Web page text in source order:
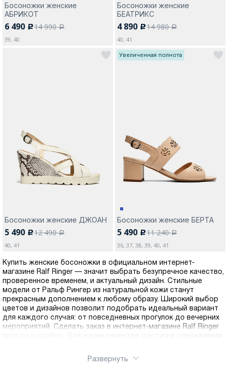
Босоножки женские
АБРИКОТ
6 490 c14 990a
39, 40
Босоножки женские
БЕАТРИКС
4 890 c14 980a
40, 41
Босоножки женские ДЖОАН
5 490 c12 490a
40, 41
Увеличенная полнота
Босоножки женские БЕРТА
5 490 c11 240a
36, 37, 38, 39, 40, 41
Купить женские босоножки в официальном интернет-
магазине Ralf Ringer — значит выбрать безупречное качество,
проверенное временем, и актуальный дизайн. Стильные
модели от Ральф Рингер из натуральной кожи станут
прекрасным дополнением к любому образу. Широкий выбор
цветов и дизайнов позволит подобрать идеальный вариант
для каждого случая: от повседневных прогулок до вечерних
мероприятий. Сделать заказ в интернет-магазине Ralf Ringer
Развернуть